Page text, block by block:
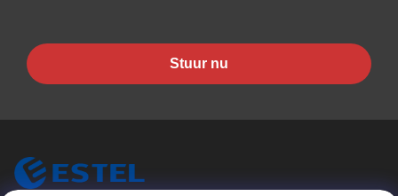
Stuur nu